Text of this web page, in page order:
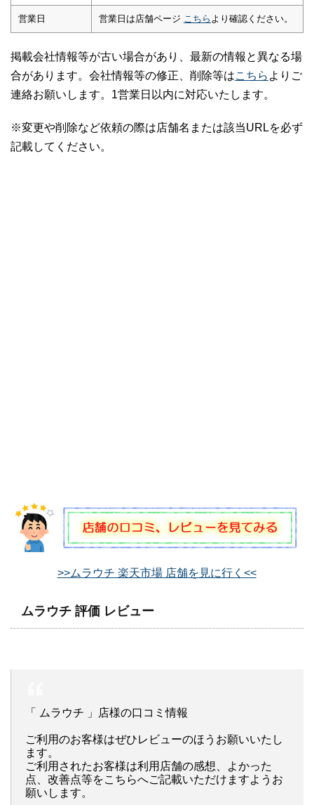
営業日 営業日は店舗ページ こちら より確認ください。
掲載会社情報等が古い場合があり、最新の情報と異なる場
合があります。会社情報等の修正、削除等はこちら よりご
連絡お願いします。1営業日以内に対応いたします。
※変更や削除など依頼の際は店舗名または該当URLを必ず
記載してください。
>>ムラウチ 楽天市場 店舗を見に行く<<
ムラウチ 評価 レビュー
「 ムラウチ 」店様の口コミ情報
ご利用のお客様はぜひレビューのほうお願いいたし
ます。
ご利用されたお客様は利用店舗の感想、よかった
点、改善点等をこちらへご記載いただけますようお
願いします。